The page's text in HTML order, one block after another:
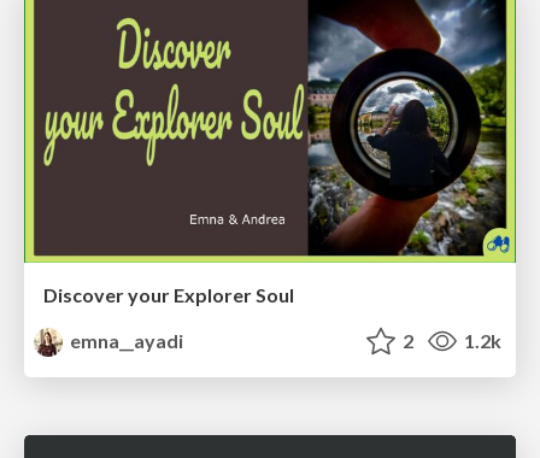
Discover your Explorer Soul
emna__ayadi
2 1.2k